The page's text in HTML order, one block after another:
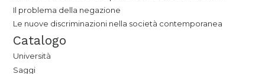
Il problema della negazione
Le nuove discriminazioni nella società contemporanea
Catalogo
Università
Saggi